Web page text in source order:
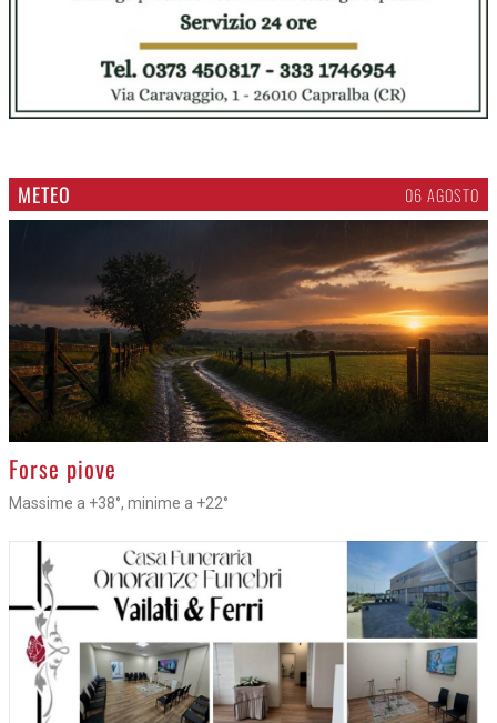
METEO 06 AGOSTO
>
Forse piove
Massime a +38°, minime a +22°